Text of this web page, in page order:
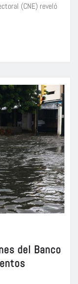
(CNE) reveló
del Banco